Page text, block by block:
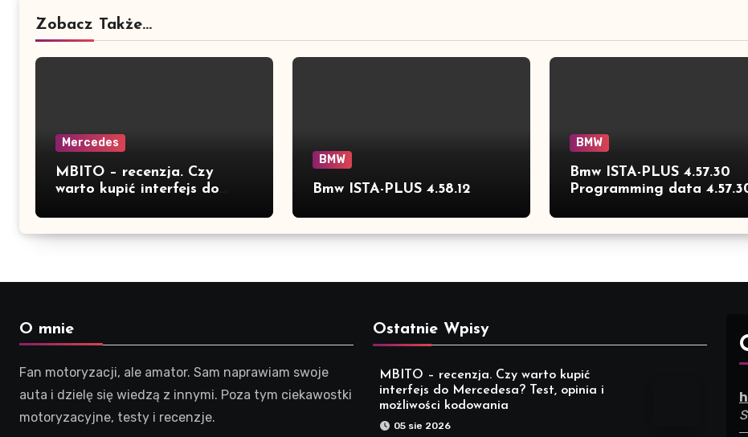
Zobacz Także...
Mercedes
MBITO – recenzja. Czy
warto kupić interfejs do
BMW
Bmw ISTA-PLUS 4.58.12
BMW
Bmw ISTA-PLUS 4.57.30
Programming data
O mnie
Fan motoryzacji, ale amator. Sam naprawiam swoje
auta i dzielę się wiedzą z innymi. Poza tym ciekawostki
motoryzacyjne, testy i recenzje.
Ostatnie Wpisy
MBITO – recenzja. Czy warto kupić
interfejs do Mercedesa? Test, opinia i
możliwości kodowania
05 sie 2026